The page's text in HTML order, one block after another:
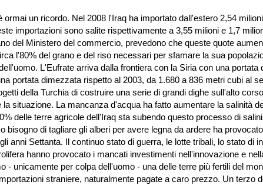
ormai un ricordo. Nel 2008 l'Iraq ha importato dall'estero 2,54
importazioni sono salite rispettivamente a 3,55 milioni e 1,7
del Ministero del commercio, prevedono che queste quote
l'80% del grano e del riso necessari per sfamare la sua
L'Eufrate arriva dalla frontiera con la Siria con una portata
portata dimezzata rispetto al 2003, da 1.680 a 836 metri cubi al
della Turchia di costruire una serie di grandi dighe sull'alto
situazione. La mancanza d'acqua ha fatto aumentare la salinità
delle terre agricole dell'Iraq sta subendo questo processo di
bisogno di tagliare gli alberi per avere legna da ardere ha
anni Settanta. Il continuo stato di guerra, le lotte tribali, lo stato di
hanno provocato i mancati investimenti nell'innovazione e
- unicamente per colpa dell'uomo - una delle terre più fertili del
straniere, naturalmente pagate a caro prezzo. Un terzo